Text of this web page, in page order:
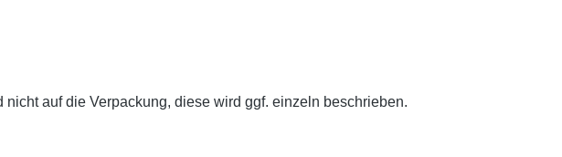
auf die Verpackung, diese wird ggf. einzeln beschrieben.